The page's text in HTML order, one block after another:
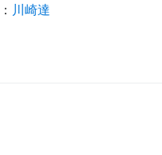
： 川崎達